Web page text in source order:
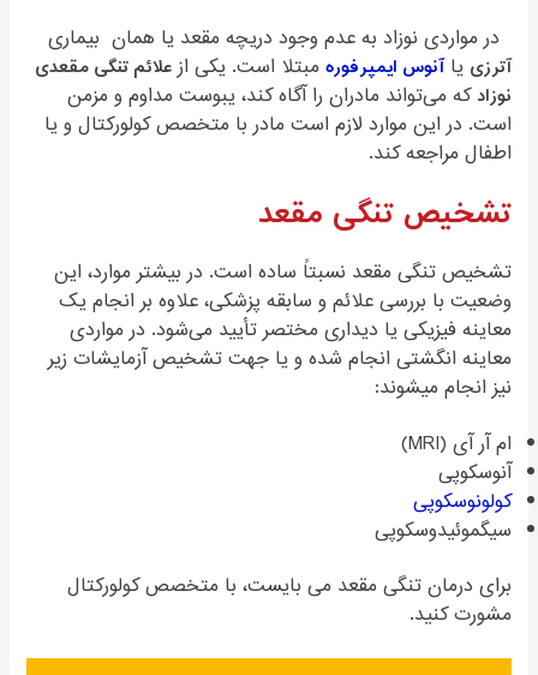
در مواردی نوزاد به عدم وجود دریچه مقعد یا همان بیماری
آترزی یاآنوس ایمپرفوره مبتلا است. یکی ازعلائم تنگی مقعدی
نوزادکه می‌تواند مادران را آگاه کند، یبوست مداوم و مزمن
است. در این موارد لازم است مادر با متخصص کولورکتال و یا
اطفال مراجعه کند.
تشخیص تنگی مقعد
تشخیص تنگی مقعد نسبتاً ساده است. در بیشتر موارد، این
وضعیت با بررسی علائم و سابقه پزشکی، علاوه بر انجام یک
معاینه فیزیکی یا دیداری مختصر تأیید می‌شود. در مواردی
معاینه انگشتی انجام شده و یا جهت تشخیص آزمایشات زیر
نیز انجام میشوند:
ام آر آی (MRI)
آنوسکوپی
کولونوسکوپی
سیگموئیدوسکوپی
برای درمان تنگی مقعد می بایست، با متخصص کولورکتال
مشورت کنید.